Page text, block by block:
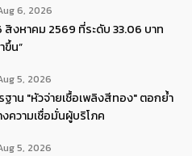
6, 2026
สิงหาคม 2569 ที่ระดับ 33.06 บาท
ขึ้น”
5, 2026
าน "หัวจ่ายเชื้อเพลิงสีทอง" ตอกย้ำ
ความเชื่อมั่นผู้บริโภค
5, 2026